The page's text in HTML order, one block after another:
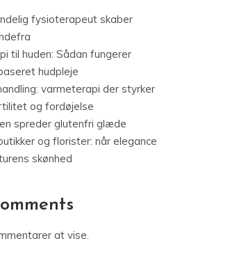
fysioterapeut skaber
til huden: Sådan fungerer
hudpleje
varmeterapi der styrker
og fordøjelse
spreder glutenfri glæde
og florister: når elegance
skønhed
at vise.